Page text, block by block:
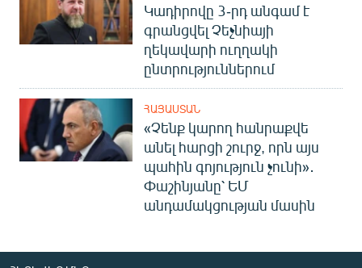
Կադիրովը 3-րդ անգամ է
գրանցվել Չեչնիայի
ղեկավարի ուղղակի
ընտրություններում
ՀԱՅԱՍՏԱՆ
«Չենք կարող հանրաքվե
անել հարցի շուրջ, որն այս
պահին գոյություն չունի»․
Փաշինյանը՝ ԵՄ
անդամակցության մասին